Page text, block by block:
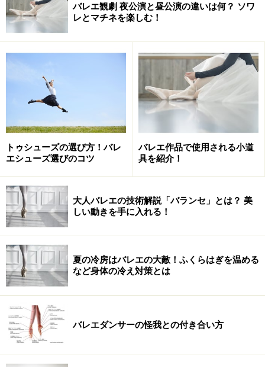
バレエ観劇 夜公演と昼公演の違いは何？ ソワ
レとマチネを楽しむ！
トゥシューズの選び方！バレ
エシューズ選びのコツ
バレエ作品で使用される小道
具を紹介！
大人バレエの技術解説「バランセ」とは？ 美
しい動きを手に入れる！
夏の冷房はバレエの大敵！ふくらはぎを温める
など身体の冷え対策とは
バレエダンサーの怪我との付き合い方